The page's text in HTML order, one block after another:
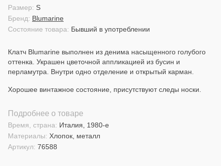
Состояние товара: Бывший в употреблении
Бренд: Blumarine
Размер: S
Клатч Blumarine выполнен из денима насыщенного голубого
оттенка. Украшен цветочной аппликацией из бусин и
перламутра. Внутри одно отделение и открытый карман.
Хорошее винтажное состояние, присутствуют следы носки.
Подробнее о товаре
Материалы: Хлопок, металл
Время, страна: Италия, 1980-е
Артикул: 76588